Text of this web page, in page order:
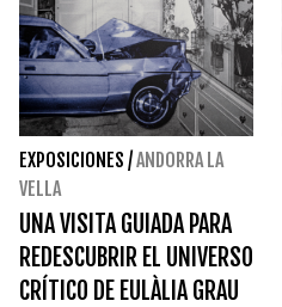
EXPOSICIONES /ANDORRA LA
VELLA
UNA VISITA GUIADA PARA
REDESCUBRIR EL UNIVERSO
CRÍTICO DE EULÀLIA GRAU